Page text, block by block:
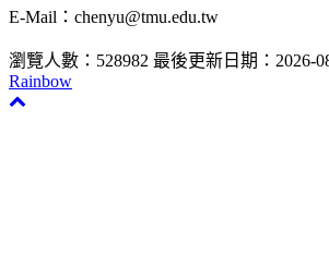
E-Mail：chenyu@tmu.edu.tw
瀏覽人數：528982 最後更新日期：2026-
Rainbow